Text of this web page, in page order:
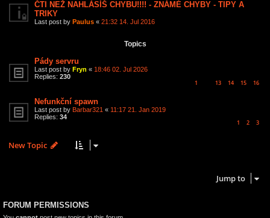
ČTI NEŽ NAHLÁSÍŠ CHYBU!!!! - ZNÁMÉ CHYBY - TIPY A
TRIKY
Last post by Paulus « 21:32 14. Jul 2016
Topics
Pády servru
Last post by Fryn « 18:46 02. Jul 2026
Replies: 230
1 13 14 15 16
Nefunkční spawn
Last post by Barbar321 « 11:17 21. Jan 2019
Replies: 34
1 2 3
New Topic
Jump to
FORUM PERMISSIONS